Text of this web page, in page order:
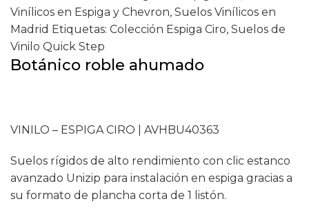
Vinílicos en Espiga y Chevron, Suelos Vinílicos en
Madrid Etiquetas: Colección Espiga Ciro, Suelos de
Vinilo Quick Step
Botánico roble ahumado
VINILO – ESPIGA CIRO | AVHBU40363
Suelos rígidos de alto rendimiento con clic estanco
avanzado Unizip para instalación en espiga gracias a
su formato de plancha corta de 1 listón.